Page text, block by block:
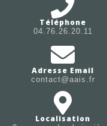
Téléphone
04.76.26.20.11
Adresse Email
contact@aais.fr
Localisation